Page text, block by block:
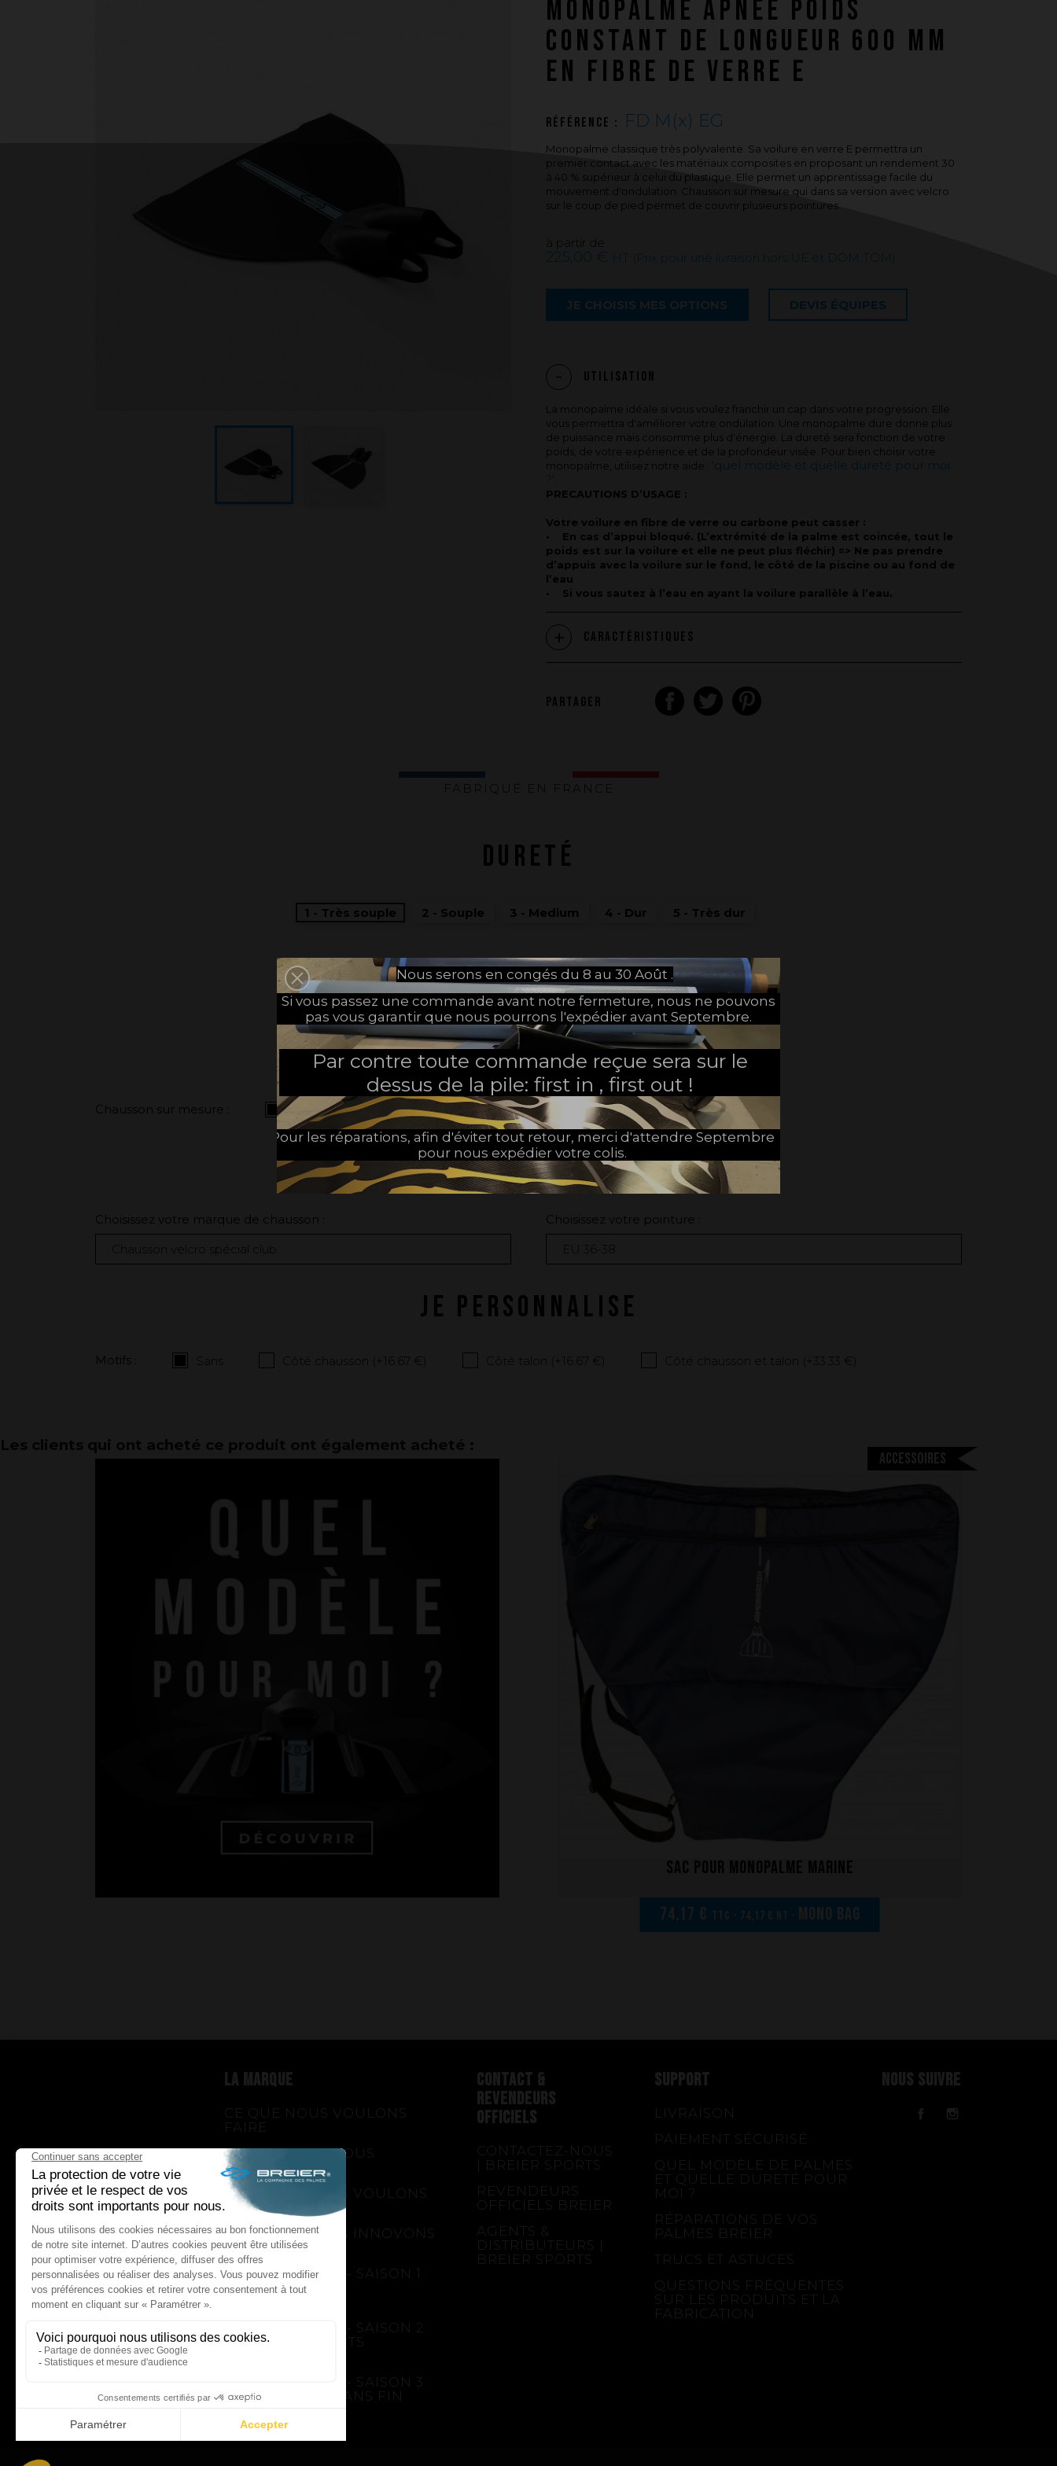
Textile - Casquettes et bonnets
PUSH YOUR LIMITS
Une histoire d'innovations - Saison 3 :
Une histoire sans fin
Questions fréquentes sur les produits
et la fabrication
MONOPALME APNÉE POIDS
CONSTANT DE LONGUEUR 600 MM
EN FIBRE DE VERRE E
Référence : FD M(x) EG
Monopalme classique très polyvalente. Sa voilure en verre E permettra un
premier contact avec les matériaux composites en proposant un rendement 30
à 40 % supérieur à celui du plastique. Elle permet un apprentissage facile du
mouvement d'ondulation. Chausson sur mesure qui dans sa version avec velcro
sur le coup de pied permet de couvrir plusieurs pointures .
à partir de
225,00 € HT (Prix pour une livraison hors UE et DOM TOM)
JE CHOISIS MES OPTIONS DEVIS ÉQUIPES
Utilisation
La monopalme idéale si vous voulez franchir un cap dans votre progression. Elle
vous permettra d'améliorer votre ondulation. Une monopalme dure donne plus
de puissance mais consomme plus d'énergie. La dureté sera fonction de votre
poids, de votre expérience et de la profondeur visée. Pour bien choisir votre
monopalme, utilisez notre aide : 'quel modèle et quelle dureté pour moi
?'
PRECAUTIONS D’USAGE :
Votre voilure en fibre de verre ou carbone peut casser :
• En cas d’appui bloqué. (L’extrémité de la palme est coincée, tout le
poids est sur la voilure et elle ne peut plus fléchir) => Ne pas prendre
d’appuis avec la voilure sur le fond, le côté de la piscine ou au fond de
l’eau
• Si vous sautez à l’eau en ayant la voilure parallèle à l’eau.
Caractéristiques
PARTAGER
FABRIQUÉ EN FRANCE
JE CHOISIS MES OPTIONS
JE SOUHAITE
Chausson sur mesure : Non Oui
JE CHOISIS MON CHAUSSON
Choisissez votre marque de chausson : Choisissez votre pointure :
JE PERSONNALISE
Motifs : Sans Côté chausson (+ 16.67 € Côté talon (+ 16.67 € Côté chausson et talon (+ 33.33 €
DURETÉ
1 - Très souple 2 - Souple 3 - Medium 4 - Dur 5 - Très dur
Accessoires
Sac pour monopalme marine
74,17 € TTC - 74,17 € HT - MONO BAG
LA MARQUE
CE QUE NOUS VOULONS
FAIRE
CE QUE NOUS VOUS
APPORTONS
COMMENT NOUS VOULONS
LE FAIRE
COMMENT NOUS INNOVONS
UNE HISTOIRE
D'INNOVATIONS - SAISON 1 :
GENESIS
D'INNOVATIONS - SAISON 2 :
PUSH YOUR LIMITS
D'INNOVATIONS - SAISON 3 :
UNE HISTOIRE SANS FIN
ACTUALITÉS
CONTACT &
REVENDEURS
OFFICIELS
CONTACTEZ-NOUS
| BREIER SPORTS
REVENDEURS
OFFICIELS BREIER
AGENTS &
DISTRIBUTEURS |
BREIER SPORTS
SUPPORT
LIVRAISON
PAIEMENT SÉCURISÉ
QUEL MODÈLE DE PALMES
ET QUELLE DURETÉ POUR
MOI ?
RÉPARATIONS DE VOS
PALMES BREIER
TRUCS ET ASTUCES
QUESTIONS FRÉQUENTES
SUR LES PRODUITS ET LA
FABRICATION
NOUS SUIVRE
Facebook
Nous serons en congés du 8 au 30 Août .
Si vous passez une commande avant notre fermeture, nous ne pouvons
pas vous garantir que nous pourrons l'expédier avant Septembre.
Par contre toute commande reçue sera sur le
dessus de la pile: first in , first out !
Pour les réparations, afin d'éviter tout retour, merci d'attendre Septembre
pour nous expédier votre colis.